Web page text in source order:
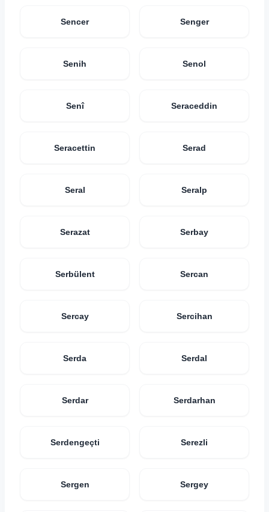
Sencer Senger
Senih Senol
Senî Seraceddin
Seracettin Serad
Seral Seralp
Serazat Serbay
Serbülent Sercan
Sercay Sercihan
Serda Serdal
Serdar Serdarhan
Serdengeçti Serezli
Sergen Sergey